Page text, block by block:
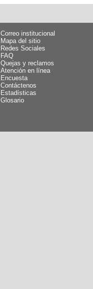
Correo institucional
Mapa del sitio
Redes Sociales
FAQ
Quejas y reclamos
Atención en línea
Encuesta
Contáctenos
Estadísticas
Glosario